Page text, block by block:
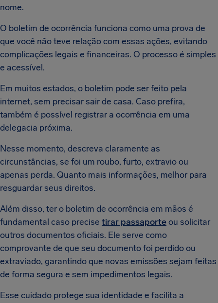
nome.
O boletim de ocorrência funciona como uma prova de
que você não teve relação com essas ações, evitando
complicações legais e financeiras. O processo é simples
e acessível.
Em muitos estados, o boletim pode ser feito pela
internet, sem precisar sair de casa. Caso prefira,
também é possível registrar a ocorrência em uma
delegacia próxima.
Nesse momento, descreva claramente as
circunstâncias, se foi um roubo, furto, extravio ou
apenas perda. Quanto mais informações, melhor para
resguardar seus direitos.
Além disso, ter o boletim de ocorrência em mãos é
fundamental caso precise tirar passaporteou solicitar
outros documentos oficiais. Ele serve como
comprovante de que seu documento foi perdido ou
extraviado, garantindo que novas emissões sejam feitas
de forma segura e sem impedimentos legais.
Esse cuidado protege sua identidade e facilita a